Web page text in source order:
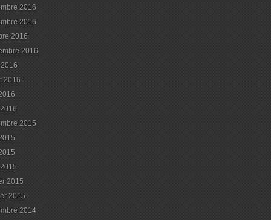
2016
2016
2016
2016
2016
2015
2015
2015
2014